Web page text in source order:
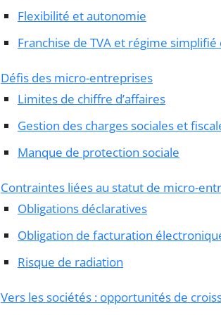
Flexibilité et autonomie
Franchise de TVA et régime simplifié
Défis des micro-entreprises
Limites de chiffre d’affaires
Gestion des charges sociales et
Manque de protection sociale
Contraintes liées au statut de micro-
Obligations déclaratives
Obligation de facturation
Risque de radiation
Vers les sociétés : opportunités de